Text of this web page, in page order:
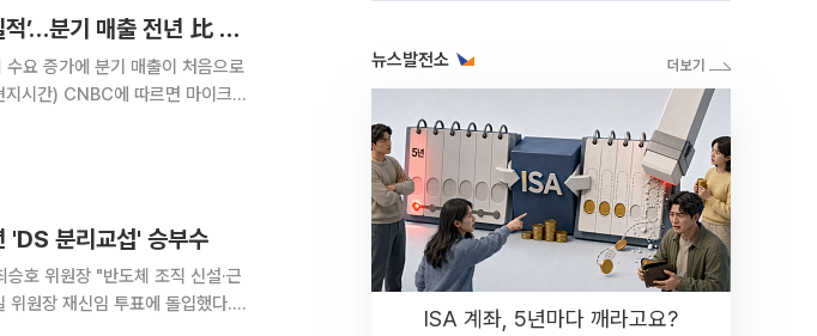
마이크론, AI발 반도체 수요 증가에 ‘사상 최대 실적’…분기 매출 전년 比 4.5배↑[상보]
요 증가에 분기 매출이 처음으로
'DS 분리교섭' 승부수
호 위원장 "반도체 조직 신설·근
뉴스발전소
ISA 계좌, 5년마다 깨라고요?